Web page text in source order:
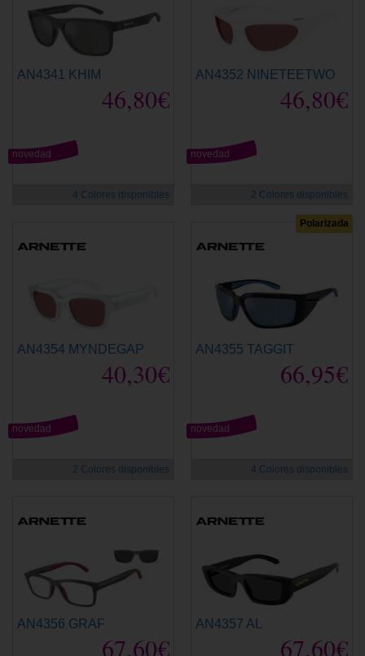
AN4341 KHIM
46,80€
novedad
4 Colores disponibles
AN4352 NINETEETWO
46,80€
novedad
2 Colores disponibles
AN4354 MYNDEGAP
40,30€
novedad
2 Colores disponibles
Polarizada
AN4355 TAGGIT
66,95€
novedad
4 Colores disponibles
AN4356 GRAF
67,60€
AN4357 AL
67,60€